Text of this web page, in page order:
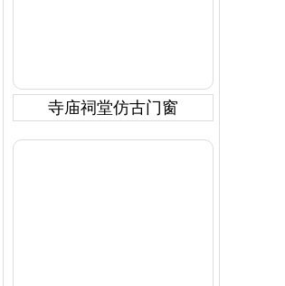
寺庙祠堂仿古门窗